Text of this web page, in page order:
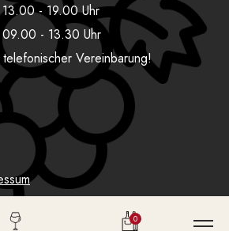
0
13.00 - 19.00 Uhr
09.00 - 13.30 Uhr
Vereinbarung!